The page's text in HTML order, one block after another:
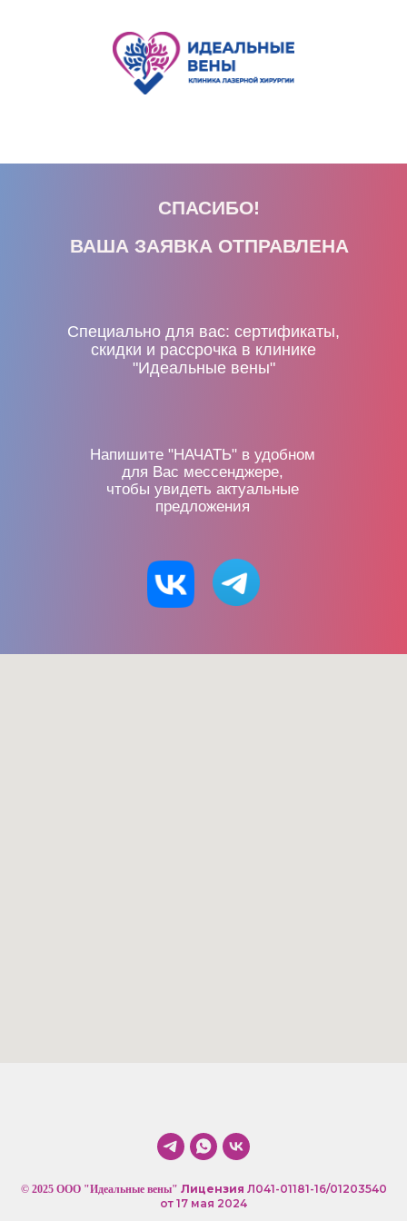
СПАСИБО!
ВАША ЗАЯВКА ОТПРАВЛЕНА
Специально для вас: сертификаты,
скидки и рассрочка в клинике
"Идеальные вены"
Напишите "НАЧАТЬ" в удобном
для Вас мессенджере,
чтобы увидеть актуальные
предложения
© 2025 ООО "Идеальные вены" Лицензия Л041-01181-16/01203540
от 17 мая 2024